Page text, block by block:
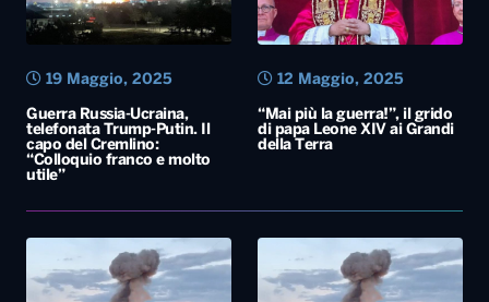
Guerra Russia-Ucraina,
telefonata Trump-Putin. Il
capo del Cremlino:
“Colloquio franco e molto
utile”
19 Maggio, 2025
“Mai più la guerra!”, il grido
di papa Leone XIV ai Grandi
della Terra
12 Maggio, 2025